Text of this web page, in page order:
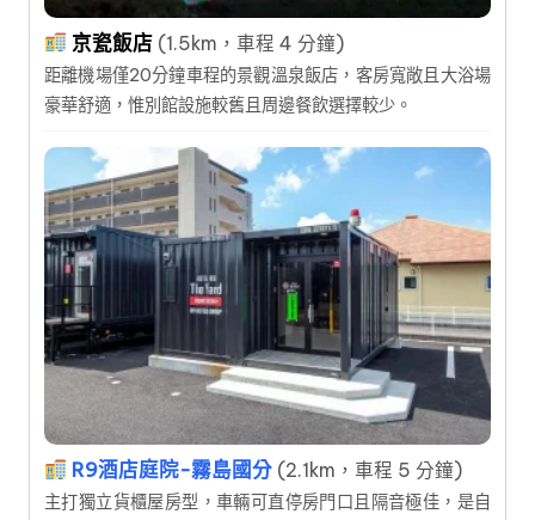
京瓷飯店 (1.5km，車程 4 分鐘)
距離機場僅20分鐘車程的景觀溫泉飯店，客房寬敞且大浴場
豪華舒適，惟別館設施較舊且周邊餐飲選擇較少。
R9酒店庭院-霧島國分 (2.1km，車程 5 分鐘)
主打獨立貨櫃屋房型，車輛可直停房門口且隔音極佳，是自